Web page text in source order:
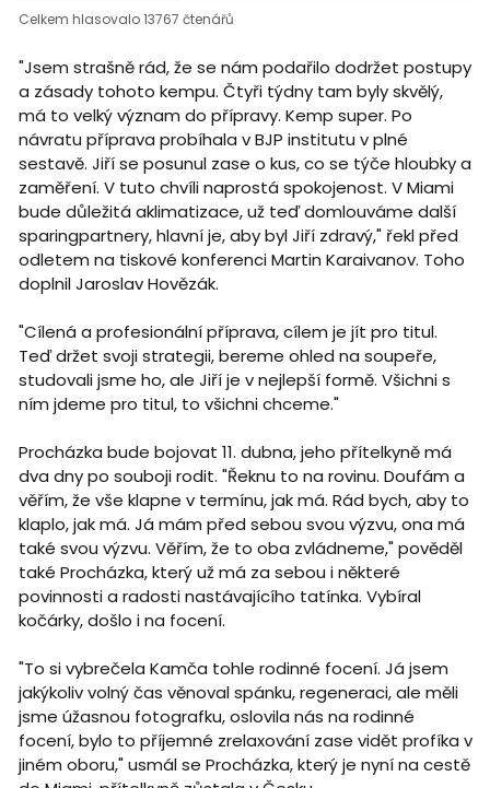
Celkem hlasovalo 13767 čtenářů
"Jsem strašně rád, že se nám podařilo dodržet postupy
a zásady tohoto kempu. Čtyři týdny tam byly skvělý,
má to velký význam do přípravy. Kemp super. Po
návratu příprava probíhala v BJP institutu v plné
sestavě. Jiří se posunul zase o kus, co se týče hloubky a
zaměření. V tuto chvíli naprostá spokojenost. V Miami
bude důležitá aklimatizace, už teď domlouváme další
sparingpartnery, hlavní je, aby byl Jiří zdravý," řekl před
odletem na tiskové konferenci Martin Karaivanov. Toho
doplnil Jaroslav Hovězák.
"Cílená a profesionální příprava, cílem je jít pro titul.
Teď držet svoji strategii, bereme ohled na soupeře,
studovali jsme ho, ale Jiří je v nejlepší formě. Všichni s
ním jdeme pro titul, to všichni chceme."
Procházka bude bojovat 11. dubna, jeho přítelkyně má
dva dny po souboji rodit. "Řeknu to na rovinu. Doufám a
věřím, že vše klapne v termínu, jak má. Rád bych, aby to
klaplo, jak má. Já mám před sebou svou výzvu, ona má
také svou výzvu. Věřím, že to oba zvládneme," pověděl
také Procházka, který už má za sebou i některé
povinnosti a radosti nastávajícího tatínka. Vybíral
kočárky, došlo i na focení.
"To si vybrečela Kamča tohle rodinné focení. Já jsem
jakýkoliv volný čas věnoval spánku, regeneraci, ale měli
jsme úžasnou fotografku, oslovila nás na rodinné
focení, bylo to příjemné zrelaxování zase vidět profíka v
jiném oboru," usmál se Procházka, který je nyní na cestě